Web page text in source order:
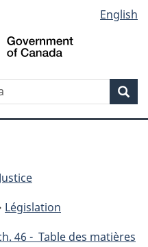
au
contenu
la
English
Législation
46 - Table des matières